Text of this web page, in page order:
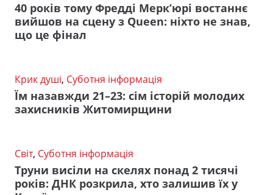
40 років тому Фредді Мерк’юрі востаннє
вийшов на сцену з Queen: ніхто не знав,
що це фінал
Крик душі, Суботня інформація
Їм назавжди 21–23: сім історій молодих
захисників Житомирщини
Світ, Суботня інформація
Труни висіли на скелях понад 2 тисячі
років: ДНК розкрила, хто залишив їх у